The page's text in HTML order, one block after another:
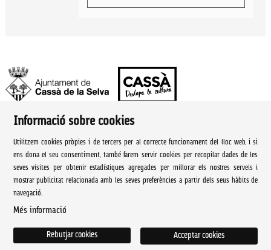
Ajuntament de Cassà de la Selva | Àrea de cultura
Rambla Onze de Setembre, 107
Cassà de la Selva Tel. 972 460 005
culturacassa@cassa.cat
Informació sobre cookies
Utilitzem cookies pròpies i de tercers per al correcte funcionament del lloc web, i si
ens dona el seu consentiment, també farem servir cookies per recopilar dades de les
seves visites per obtenir estadístiques agregades per millorar els nostres serveis i
mostrar publicitat relacionada amb les seves preferències a partir dels seus hàbits de
navegació.
Més informació
Acceptar cookies
Rebutjar cookies